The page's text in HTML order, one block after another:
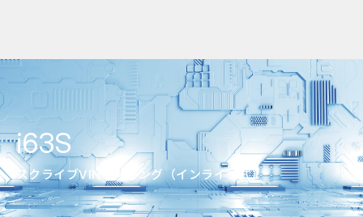
i63S
スクライブVINマーキング（インライン式）